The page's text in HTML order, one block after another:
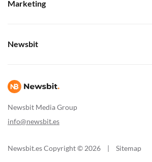
Newsbit Media Group
info@newsbit.es
Marketing
Newsbit
Newsbit.es Copyright © 2026 | Sitemap